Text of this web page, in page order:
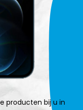
producten bij u in